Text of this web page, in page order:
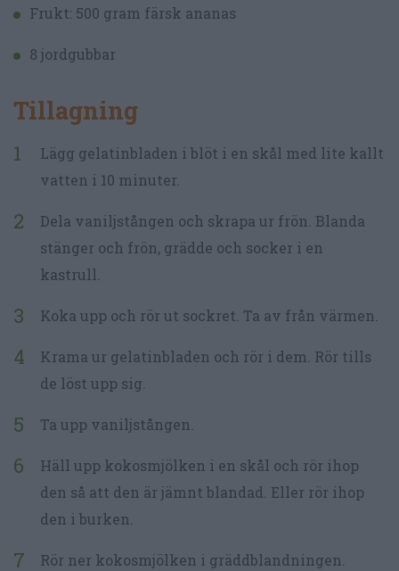
Frukt: 500 gram färsk ananas
8 jordgubbar
Tillagning
Lägg gelatinbladen i blöt i en skål med lite kallt
vatten i 10 minuter.
Dela vaniljstången och skrapa ur frön. Blanda
stänger och frön, grädde och socker i en
kastrull.
Koka upp och rör ut sockret. Ta av från värmen.
Krama ur gelatinbladen och rör i dem. Rör tills
de löst upp sig.
Ta upp vaniljstången.
Häll upp kokosmjölken i en skål och rör ihop
den så att den är jämnt blandad. Eller rör ihop
den i burken.
Rör ner kokosmjölken i gräddblandningen.